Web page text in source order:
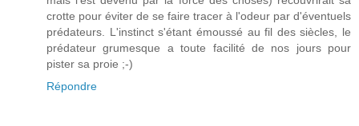
crotte pour éviter de se faire tracer à l'odeur par d'éventuels
prédateurs. L'instinct s'étant émoussé au fil des siècles, le
prédateur grumesque a toute facilité de nos jours pour
pister sa proie ;-)
Répondre